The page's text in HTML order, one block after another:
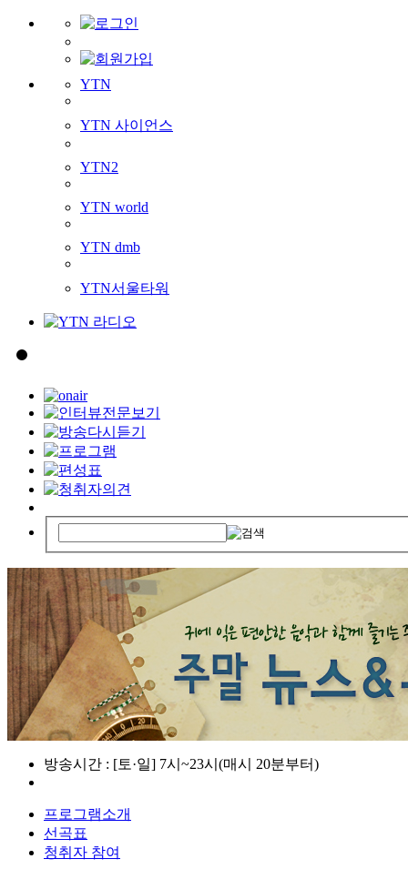
YTN
YTN 사이언스
YTN2
YTN world
YTN dmb
YTN서울타워
방송시간 : [토·일] 7시~23시(매시 20분부터)
프로그램소개
선곡표
청취자 참여